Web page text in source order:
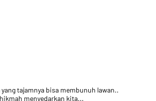
tajamnya bisa membunuh lawan..
menyedarkan kita...